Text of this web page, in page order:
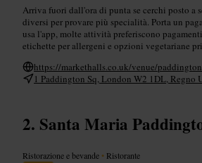
Arriva fuori dall'ora di punta se cerchi posto a
diversi per provare più specialità. Porta un
usa l'app, molte attività preferiscono
etichette per allergeni e opzioni vegetariane
https://markethalls.co.uk/venue/
1 Paddington Sq, London W2 1DL, Regno
Santa Maria
Ristorazione e bevande • Ristorante